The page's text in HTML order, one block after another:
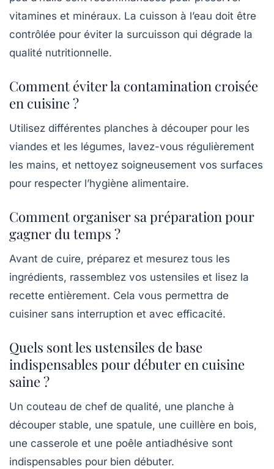
vitamines et minéraux. La cuisson à l’eau doit être
contrôlée pour éviter la surcuisson qui dégrade la
qualité nutritionnelle.
Comment éviter la contamination croisée
en cuisine ?
Utilisez différentes planches à découper pour les
viandes et les légumes, lavez-vous régulièrement
les mains, et nettoyez soigneusement vos surfaces
pour respecter l’hygiène alimentaire.
Comment organiser sa préparation pour
gagner du temps ?
Avant de cuire, préparez et mesurez tous les
ingrédients, rassemblez vos ustensiles et lisez la
recette entièrement. Cela vous permettra de
cuisiner sans interruption et avec efficacité.
Quels sont les ustensiles de base
indispensables pour débuter en cuisine
saine ?
Un couteau de chef de qualité, une planche à
découper stable, une spatule, une cuillère en bois,
une casserole et une poêle antiadhésive sont
indispensables pour bien débuter.